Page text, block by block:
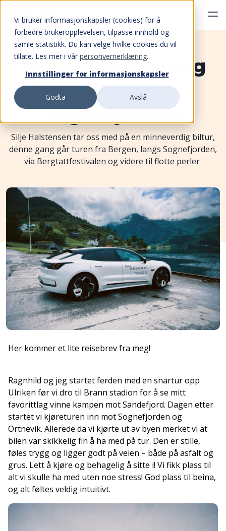
Vi bruker informasjonskapsler (cookies) for å
forbedre brukeropplevelsen, tilpasse innhold og
samle statistikk. Du kan velge hvilke cookies du vil
tillate. Les mer i vår personvernerklæring.
Innstillinger for informasjonskapsler
Godta Avslå
En uforglemmelig
bilferie langs
Sognefjorden
Silje Halstensen tar oss med på en minneverdig biltur,
denne gang går turen fra Bergen, langs Sognefjorden,
via Bergtattfestivalen og videre til flotte perler
Her kommer et lite reisebrev fra meg!
Ragnhild og jeg startet ferden med en snartur opp
Ulriken før vi dro til Brann stadion for å se mitt
favorittlag vinne kampen mot Sandefjord. Dagen etter
startet vi kjøreturen inn mot Sognefjorden og
Ortnevik. Allerede da vi kjørte ut av byen merket vi at
bilen var skikkelig fin å ha med på tur. Den er stille,
føles trygg og ligger godt på veien – både på asfalt og
grus. Lett å kjøre og behagelig å sitte i! Vi fikk plass til
alt vi skulle ha med uten noe stress! God plass til beina,
og alt føltes veldig intuitivt.